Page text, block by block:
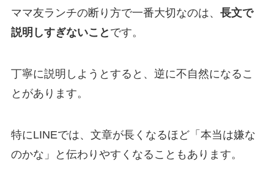
ママ友ランチの断り方で一番大切なのは、 長文で
説明しすぎないこと です。
丁寧に説明しようとすると、逆に不自然になるこ
とがあります。
特にLINEでは、文章が長くなるほど「本当は嫌な
のかな」と伝わりやすくなることもあります。